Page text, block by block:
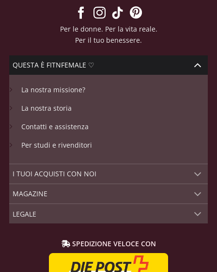
Per le donne. Per la vita reale.
Per il tuo benessere.
QUESTA È FITNFEMALE ♡
La nostra missione?
La nostra storia
Contatti e assistenza
Per studi e rivenditori
I TUOI ACQUISTI CON NOI
MAGAZINE
LEGALE
SPEDIZIONE VELOCE CON